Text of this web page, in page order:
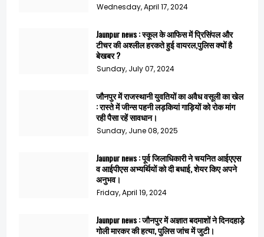
Wednesday, April 17, 2024
Jaunpur news : स्कूल के आफिस में प्रिसिंपल और
टीचर की अश्लील हरकते हुई वायरल,पुलिस क्यों है
बेखबर ?
Sunday, July 07, 2024
जौनपुर में राजस्थानी युवतियों का अवैध वसूली का खेल
: रास्ते में जीन्स पहनी लड़कियां गाड़ियों को रोक मांग
रही पैसा रहें सावधान।
Sunday, June 08, 2025
Jaunpur news : पूर्व जिलाधिकारी ने चयनित आईएएस
व आईपीएस अभ्यर्थियों को दी बधाई, शेयर किए अपने
अनुभव।
Friday, April 19, 2024
Jaunpur news : जौनपुर में अज्ञात बदमाशों ने दिनदहाड़े
गोली मारकर की हत्या, पुलिस जांच में जुटी।